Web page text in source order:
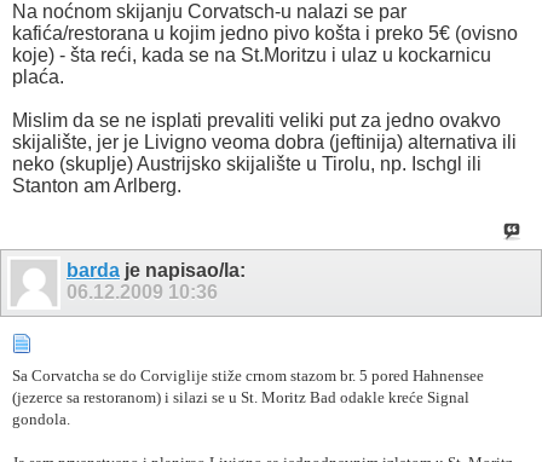
Na noćnom skijanju Corvatsch-u nalazi se par
kafića/restorana u kojim jedno pivo košta i preko 5€ (ovisno
koje) - šta reći, kada se na St.Moritzu i ulaz u kockarnicu
plaća.
Mislim da se ne isplati prevaliti veliki put za jedno ovakvo
skijalište, jer je Livigno veoma dobra (jeftinija) alternativa ili
neko (skuplje) Austrijsko skijalište u Tirolu, np. Ischgl ili
Stanton am Arlberg.
barda je napisao/la:
06.12.2009 10:36
Sa Corvatcha se do Corviglije stiže crnom stazom br. 5 pored Hahnensee
(jezerce sa restoranom) i silazi se u St. Moritz Bad odakle kreće Signal
gondola.